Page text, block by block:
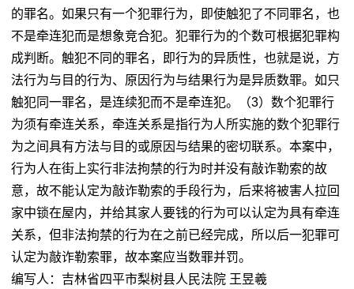
的罪名。如果只有一个犯罪行为，即使触犯了不同罪名，也
不是牵连犯而是想象竞合犯。犯罪行为的个数可根据犯罪构
成判断。触犯不同的罪名，即行为的异质性，也就是说，方
法行为与目的行为、原因行为与结果行为是异质数罪。如只
触犯同一罪名，是连续犯而不是牵连犯。（3）数个犯罪行
为须有牵连关系，牵连关系是指行为人所实施的数个犯罪行
为之间具有方法与目的或原因与结果的密切联系。本案中，
行为人在街上实行非法拘禁的行为时并没有敲诈勒索的故
意，故不能认定为敲诈勒索的手段行为，后来将被害人拉回
家中锁在屋内，并给其家人要钱的行为可以认定为具有牵连
关系，但非法拘禁的行为在之前已经完成，所以后一犯罪可
认定为敲诈勒索罪，故本案应当数罪并罚。
编写人：吉林省四平市梨树县人民法院 王昱羲